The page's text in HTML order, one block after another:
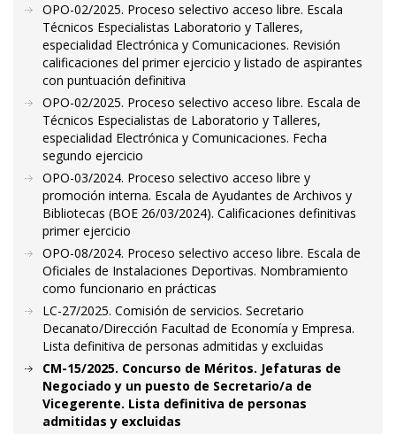
OPO-02/2025. Proceso selectivo acceso libre. Escala
Técnicos Especialistas Laboratorio y Talleres,
especialidad Electrónica y Comunicaciones. Revisión
calificaciones del primer ejercicio y listado de aspirantes
con puntuación definitiva
OPO-02/2025. Proceso selectivo acceso libre. Escala de
Técnicos Especialistas de Laboratorio y Talleres,
especialidad Electrónica y Comunicaciones. Fecha
segundo ejercicio
OPO-03/2024. Proceso selectivo acceso libre y
promoción interna. Escala de Ayudantes de Archivos y
Bibliotecas (BOE 26/03/2024). Calificaciones definitivas
primer ejercicio
OPO-08/2024. Proceso selectivo acceso libre. Escala de
Oficiales de Instalaciones Deportivas. Nombramiento
como funcionario en prácticas
LC-27/2025. Comisión de servicios. Secretario
Decanato/Dirección Facultad de Economía y Empresa.
Lista definitiva de personas admitidas y excluidas
CM-15/2025. Concurso de Méritos. Jefaturas de
Negociado y un puesto de Secretario/a de
Vicegerente. Lista definitiva de personas
admitidas y excluidas